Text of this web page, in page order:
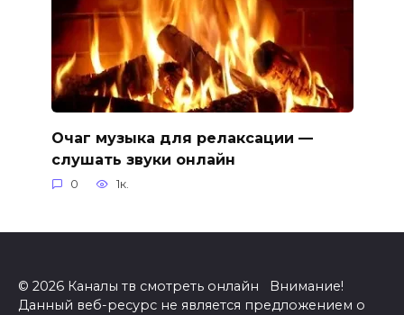
Очаг музыка для релаксации —
слушать звуки онлайн
0 1к.
© 2026 Каналы тв смотреть онлайн Внимание!
Данный веб-ресурс не является предложением о